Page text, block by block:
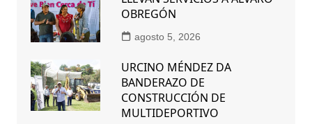
OBREGÓN
agosto 5, 2026
URCINO MÉNDEZ DA
BANDERAZO DE
CONSTRUCCIÓN DE
MULTIDEPORTIVO